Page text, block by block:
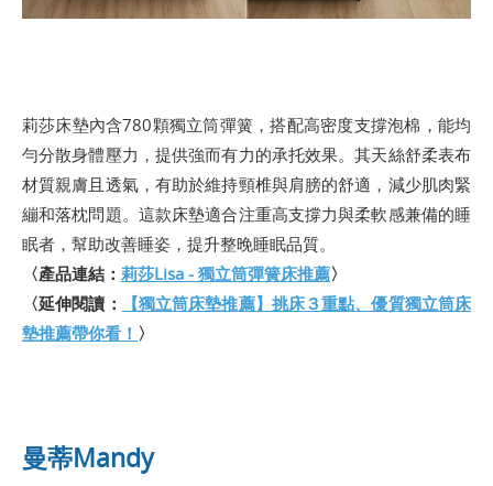
莉莎床墊內含780顆獨立筒彈簧，搭配高密度支撐泡棉，能均
勻分散身體壓力，提供強而有力的承托效果。其天絲舒柔表布
材質親膚且透氣，有助於維持頸椎與肩膀的舒適，減少肌肉緊
繃和落枕問題。這款床墊適合注重高支撐力與柔軟感兼備的睡
眠者，幫助改善睡姿，提升整晚睡眠品質。
〈產品連結： 莉莎Lisa - 獨立筒彈簧床推薦〉
〈延伸閱讀：
【獨立筒床墊推薦】挑床３重點、優質獨立筒床
墊推薦帶你看！ 〉
曼蒂Mandy